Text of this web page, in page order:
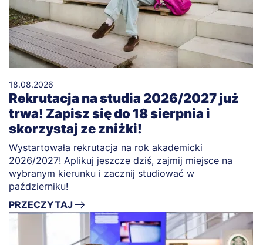
18.08.2026
Rekrutacja na studia 2026/2027 już
trwa! Zapisz się do 18 sierpnia i
skorzystaj ze zniżki!
Wystartowała rekrutacja na rok akademicki
2026/2027! Aplikuj jeszcze dziś, zajmij miejsce na
wybranym kierunku i zacznij studiować w
październiku!
PRZECZYTAJ